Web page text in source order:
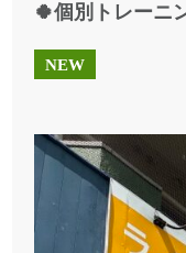
🍀個別トレーニ
NEW